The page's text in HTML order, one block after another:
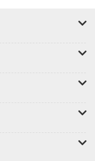
的人，他是堅
民族的歷史，